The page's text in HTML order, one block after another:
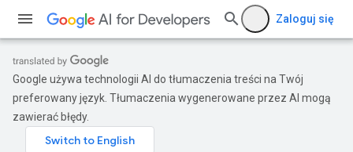
Zaloguj się
Google używa technologii AI do tłumaczenia treści na Twój
preferowany język. Tłumaczenia wygenerowane przez AI mogą
zawierać błędy.